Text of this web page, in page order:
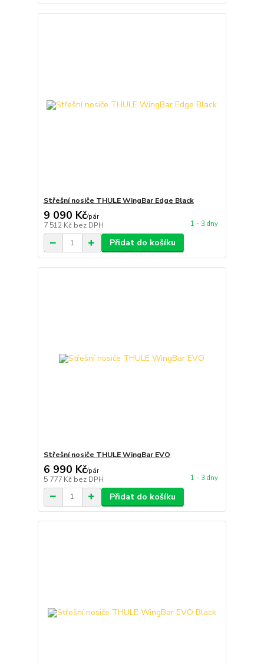
Střešní nosiče THULE WingBar Edge Black
9 090 Kč/pár
7 512 Kč bez DPH 1 - 3 dny
Přidat do košíku
Střešní nosiče THULE WingBar EVO
6 990 Kč/pár
5 777 Kč bez DPH 1 - 3 dny
Přidat do košíku